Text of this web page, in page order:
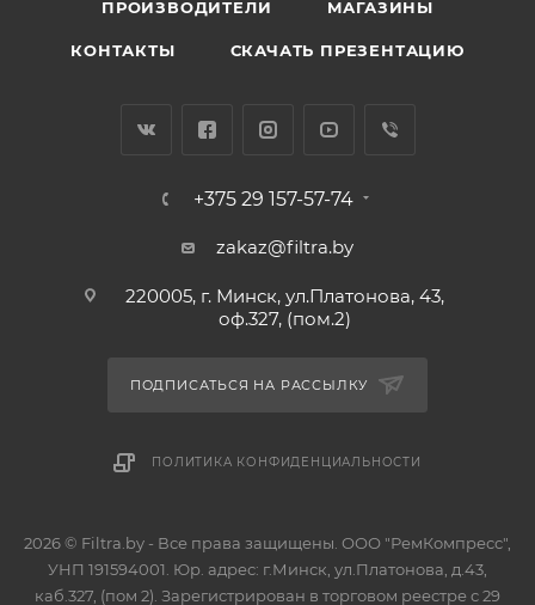
ПРОИЗВОДИТЕЛИ МАГАЗИНЫ
КОНТАКТЫ СКАЧАТЬ ПРЕЗЕНТАЦИЮ
+375 29 157-57-74
zakaz@filtra.by
220005, г. Минск, ул.Платонова, 43,
оф.327, (пом.2)
ПОДПИСАТЬСЯ НА РАССЫЛКУ
ПОЛИТИКА КОНФИДЕНЦИАЛЬНОСТИ
2026 © Filtra.by - Все права защищены. ООО "РемКомпресс",
УНП 191594001. Юр. адрес: г.Минск, ул.Платонова, д.43,
каб.327, (пом 2). Зарегистрирован в торговом реестре с 29